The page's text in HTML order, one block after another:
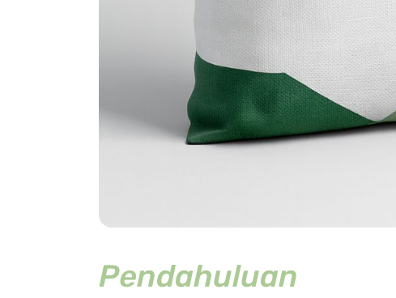
Pendahuluan